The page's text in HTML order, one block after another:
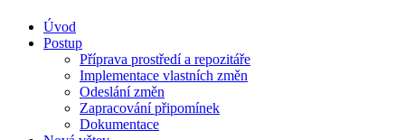
Úvod
Postup
Příprava prostředí a repozitáře
Implementace vlastních změn
Odeslání změn
Zapracování připomínek
Dokumentace